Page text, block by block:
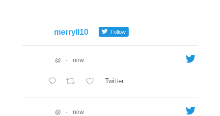
merryll10 Follow
@ · now
Twitter
@ · now